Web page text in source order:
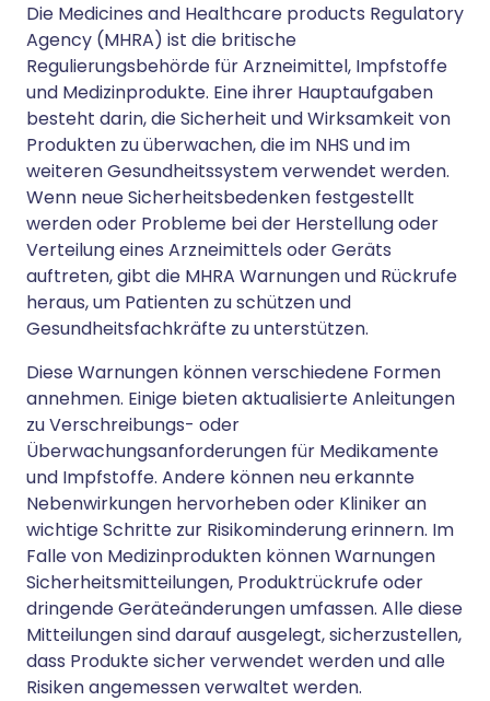
Die Medicines and Healthcare products Regulatory
Agency (MHRA) ist die britische
Regulierungsbehörde für Arzneimittel, Impfstoffe
und Medizinprodukte. Eine ihrer Hauptaufgaben
besteht darin, die Sicherheit und Wirksamkeit von
Produkten zu überwachen, die im NHS und im
weiteren Gesundheitssystem verwendet werden.
Wenn neue Sicherheitsbedenken festgestellt
werden oder Probleme bei der Herstellung oder
Verteilung eines Arzneimittels oder Geräts
auftreten, gibt die MHRA Warnungen und Rückrufe
heraus, um Patienten zu schützen und
Gesundheitsfachkräfte zu unterstützen.
Diese Warnungen können verschiedene Formen
annehmen. Einige bieten aktualisierte Anleitungen
zu Verschreibungs- oder
Überwachungsanforderungen für Medikamente
und Impfstoffe. Andere können neu erkannte
Nebenwirkungen hervorheben oder Kliniker an
wichtige Schritte zur Risikominderung erinnern. Im
Falle von Medizinprodukten können Warnungen
Sicherheitsmitteilungen, Produktrückrufe oder
dringende Geräteänderungen umfassen. Alle diese
Mitteilungen sind darauf ausgelegt, sicherzustellen,
dass Produkte sicher verwendet werden und alle
Risiken angemessen verwaltet werden.